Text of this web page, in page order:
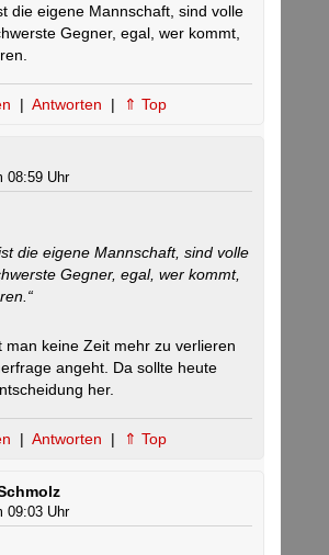
die eigene Mannschaft, sind volle
Gegner, egal, wer kommt,
| Antworten | ⇑ Top
08:59 Uhr
die eigene Mannschaft, sind volle
Gegner, egal, wer kommt,
man keine Zeit mehr zu verlieren
angeht. Da sollte heute
her.
| Antworten | ⇑ Top
09:03 Uhr